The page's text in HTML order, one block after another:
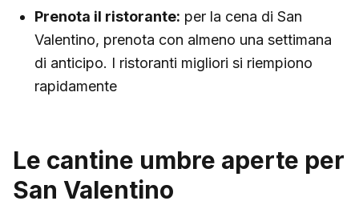
Prenota il ristorante: per la cena di San
Valentino, prenota con almeno una settimana
di anticipo. I ristoranti migliori si riempiono
rapidamente
Le cantine umbre aperte per
San Valentino